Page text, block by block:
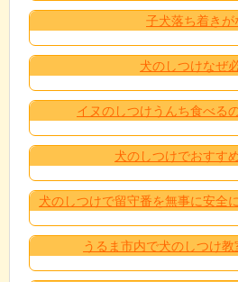
子犬落ち着きが
犬のしつけなぜ
イヌのしつけうんち食べる
犬のしつけでおすす
犬のしつけで留守番を無事に安全
うるま市内で犬のしつけ